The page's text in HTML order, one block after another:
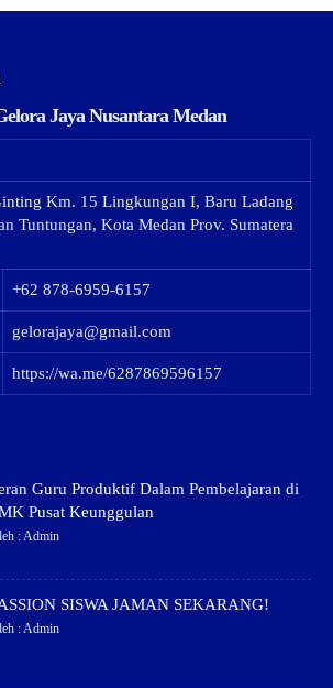
Jaya Nusantara Medan
Km. 15 Lingkungan I, Baru Ladang
Tuntungan, Kota Medan Prov. Sumatera
+62 878-6959-6157
gelorajaya@gmail.com
https://wa.me/6287869596157
Guru Produktif Dalam Pembelajaran di
Pusat Keunggulan
: Admin
SISWA JAMAN SEKARANG!
: Admin